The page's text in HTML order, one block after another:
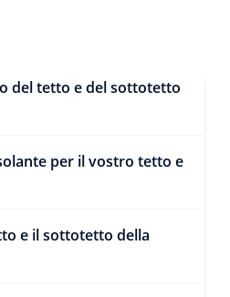
del tetto e del sottotetto
per il vostro tetto e
e il sottotetto della